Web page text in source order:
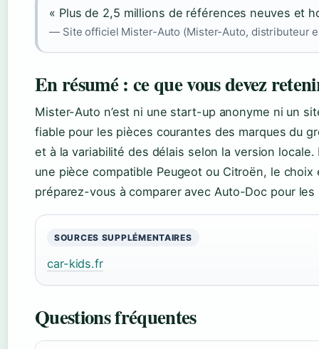
« Plus de 2,5 millions de références neuves et
— Site officiel Mister-Auto (Mister-Auto, distributeur
En résumé : ce que vous devez
Mister-Auto n’est ni une start-up anonyme ni un
fiable pour les pièces courantes des marques du
et à la variabilité des délais selon la version
une pièce compatible Peugeot ou Citroën, le
préparez-vous à comparer avec Auto-Doc pour
SOURCES SUPPLÉMENTAIRES
car-kids.fr
Questions fréquentes